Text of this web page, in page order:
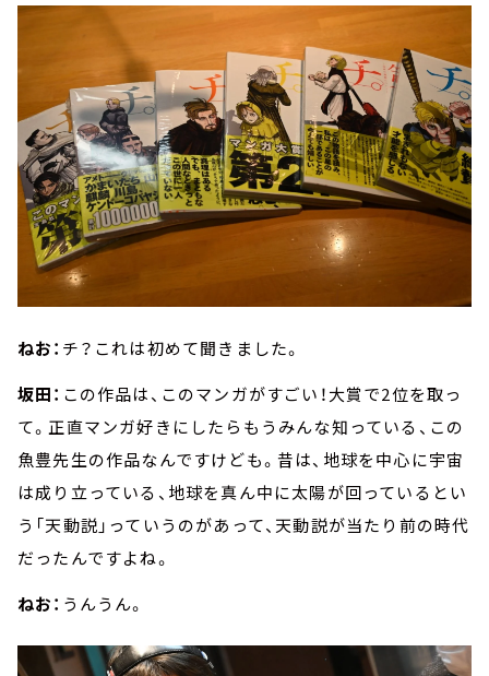
ねお： チ？これは初めて聞きました。
坂田： この作品は、このマンガがすごい！大賞で2位を取っ
て。正直マンガ好きにしたらもうみんな知っている、この
魚豊先生の作品なんですけども。昔は、地球を中心に宇宙
は成り立っている、地球を真ん中に太陽が回っているとい
う「天動説」っていうのがあって、天動説が当たり前の時代
だったんですよね。
ねお： うんうん。